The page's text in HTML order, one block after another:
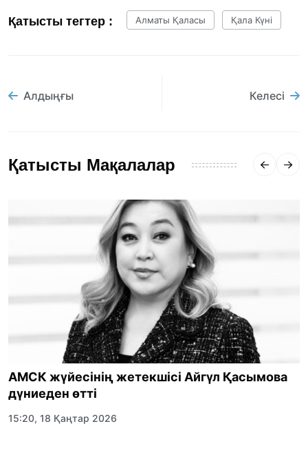
Қатысты тегтер : Алматы Қаласы Қала Күні
Алдыңғы Келесі
Қатысты Мақалалар
АМСК жүйесінің жетекшісі Айгүл Қасымова
дүниеден өтті
15:20, 18 Қаңтар 2026